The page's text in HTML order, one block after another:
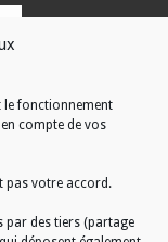
le fonctionnement
compte de vos
pas votre accord.
par des tiers (partage